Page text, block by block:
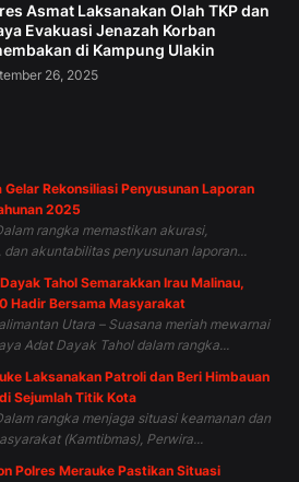
Asmat Laksanakan Olah TKP dan
Evakuasi Jenazah Korban
di Kampung Ulakin
26, 2025
Gelar Rekonsiliasi Penyusunan Laporan
2025
rangka memastikan akurasi,
dan akuntabilitas penyusunan laporan...
Tahol Semarakkan Irau Malinau,
Hadir Bersama Masyarakat
Utara – Suasana meriah mewarnai
Adat Dayak Tahol dalam rangka...
Laksanakan Patroli dan Beri Himbauan
Sejumlah Titik Kota
rangka menjaga situasi keamanan dan
(Kamtibmas), Perwira...
Polres Merauke Pastikan Situasi